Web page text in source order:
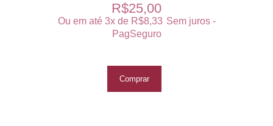
R$25,00
Ou em até 3x de R$8,33 Sem juros -
PagSeguro
Comprar